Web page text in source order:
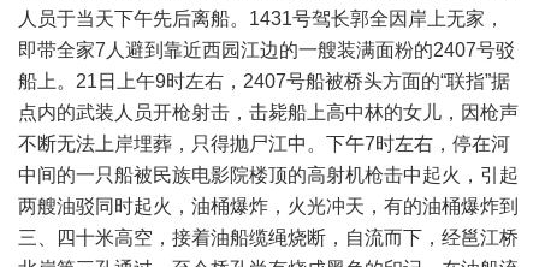
人员于当天下午先后离船。1431号驾长郭全因岸上无家，
即带全家7人避到靠近西园江边的一艘装满面粉的2407号驳
船上。21日上午9时左右，2407号船被桥头方面的“联指”据
点内的武装人员开枪射击，击毙船上高中林的女儿，因枪声
不断无法上岸埋葬，只得抛尸江中。下午7时左右，停在河
中间的一只船被民族电影院楼顶的高射机枪击中起火，引起
两艘油驳同时起火，油桶爆炸，火光冲天，有的油桶爆炸到
三、四十米高空，接着油船缆绳烧断，自流而下，经邕江桥